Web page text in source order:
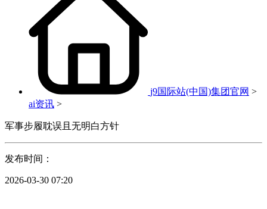
j9国际站(中国)集团官网 >
ai资讯 >
军事步履耽误且无明白方针
发布时间：
2026-03-30 07:20